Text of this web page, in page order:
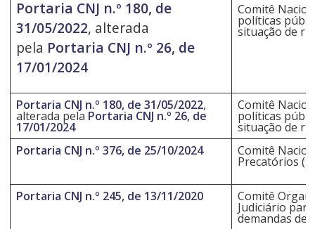
Portaria CNJ n.º 180, de
31/05/2022, alterada
pela Portaria CNJ n.º 26, de
17/01/2024
Comitê
políticas
situação de
Portaria CNJ n.º 180, de 31/05/2022,
alterada pela Portaria CNJ n.º 26, de
17/01/2024
Comitê
políticas
situação de
Portaria CNJ n.º 376, de 25/10/2024
Comitê
Precatórios
Portaria CNJ n.º 245, de 13/11/2020 Comitê
Judiciário
demandas de